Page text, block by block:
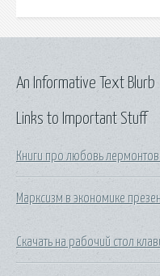
Links to Important Stuff
Книги про любовь
Марксизм в экономике
Скачать на рабочий стол
An Informative Text Blurb